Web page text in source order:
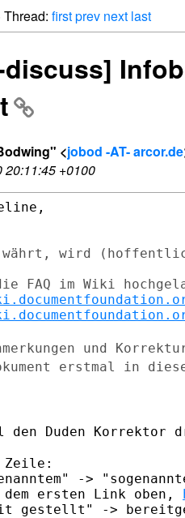
Thread: firstprev next last
<jobod -AT- arcor.de
20:11:45 +0100
währt, wird
und
erstmal in
den Duden
->
ersten Link oben,
gestellt" ->